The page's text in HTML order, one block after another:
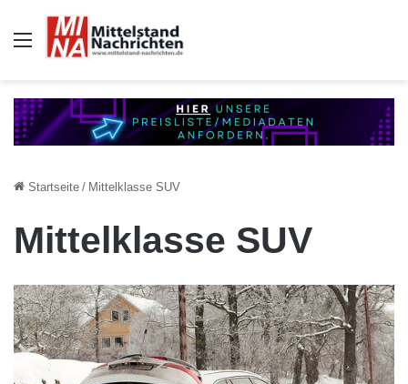
Auswahl
Startseite / Mittelklasse SUV
Mittelklasse SUV